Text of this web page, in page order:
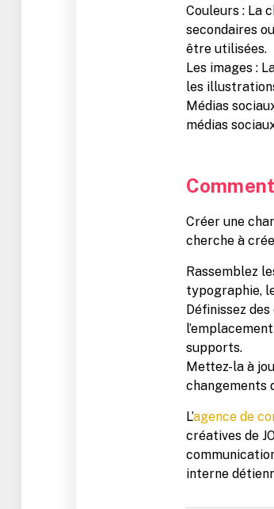
Couleurs : La
secondaires
être utilisées.
Les images :
les
Médias
médias
Créer une
cherche à
Rassemblez
typographie,
Définissez
supports.
Mettez-la à
changements
L’agence de
créatives de
interne